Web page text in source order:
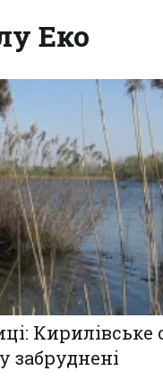
Еко
Кирилівське
забруднені